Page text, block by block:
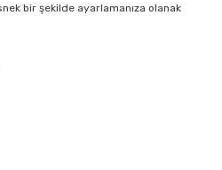
bir şekilde ayarlamanıza olanak